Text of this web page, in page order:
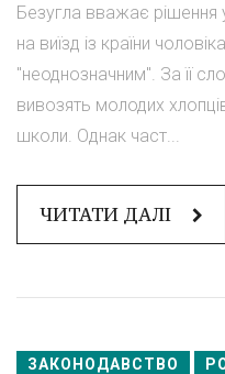
Безугла вважає рішення
на виїзд із країни
"неоднозначним". За її
вивозять молодих
школи. Однак част...
ЧИТАТИ ДАЛІ
ЗАКОНОДАВСТВО